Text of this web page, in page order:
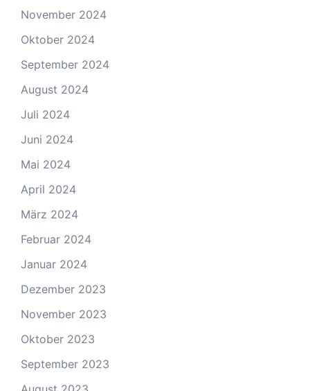
November 2024
Oktober 2024
September 2024
August 2024
Juli 2024
Juni 2024
Mai 2024
April 2024
März 2024
Februar 2024
Januar 2024
Dezember 2023
November 2023
Oktober 2023
September 2023